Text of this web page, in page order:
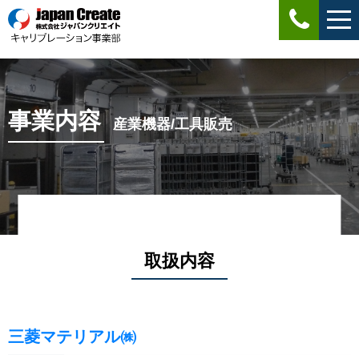
事業内容 産業機器/工具販売
取扱内容
三菱マテリアル㈱